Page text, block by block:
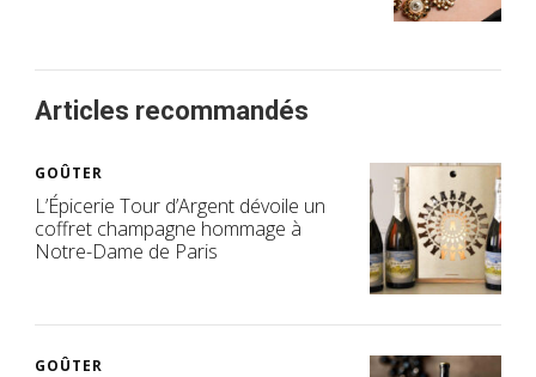
Articles recommandés
GOÛTER
L’Épicerie Tour d’Argent dévoile un
coffret champagne hommage à
Notre-Dame de Paris
GOÛTER